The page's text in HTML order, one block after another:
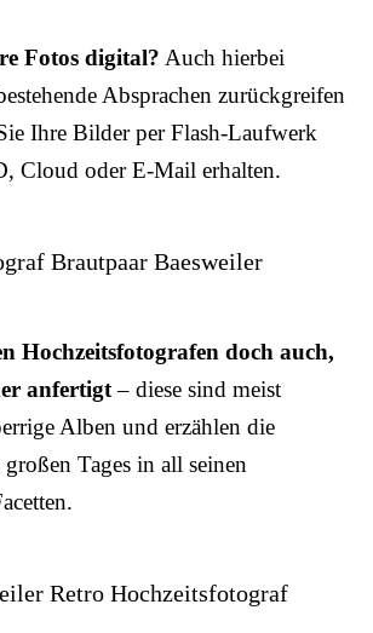
Fotos digital? Auch hierbei
Absprachen zurückgreifen
Ihre Bilder per Flash-Laufwerk
Cloud oder E-Mail erhalten.
Hochzeitsfotografen doch auch,
anfertigt– diese sind meist
Alben und erzählen die
Tages in all seinen